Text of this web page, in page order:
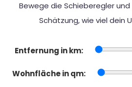
Bewege die Schieberegler
Schätzung, wie viel dein
Entfernung in km:
Wohnfläche in qm: